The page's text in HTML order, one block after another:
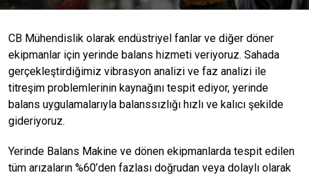
CB Mühendislik olarak endüstriyel fanlar ve diğer döner
ekipmanlar için yerinde balans hizmeti veriyoruz. Sahada
gerçekleştirdiğimiz vibrasyon analizi ve faz analizi ile
titreşim problemlerinin kaynağını tespit ediyor, yerinde
balans uygulamalarıyla balanssızlığı hızlı ve kalıcı şekilde
gideriyoruz.
Yerinde Balans Makine ve dönen ekipmanlarda tespit edilen
tüm arızaların %60’den fazlası doğrudan veya dolaylı olarak